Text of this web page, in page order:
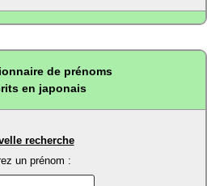
de prénoms
en japonais
recherche
un prénom :